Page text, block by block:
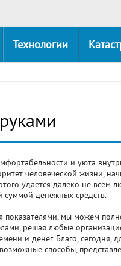
Технологии
и уюта
человеческой жизни,
удается далеко не всем
суммой денежных средств.
мы можем
решая любые
и денег. Благо, сегодня,
способы,